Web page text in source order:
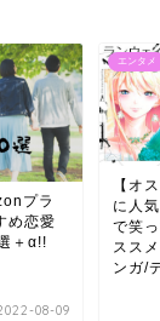
プラ
め恋愛
＋α!!
08-09
エンタメ
【オ
に人
で笑
スス
ンガ/